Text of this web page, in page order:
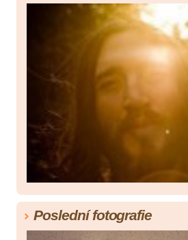
Poslední fotografie